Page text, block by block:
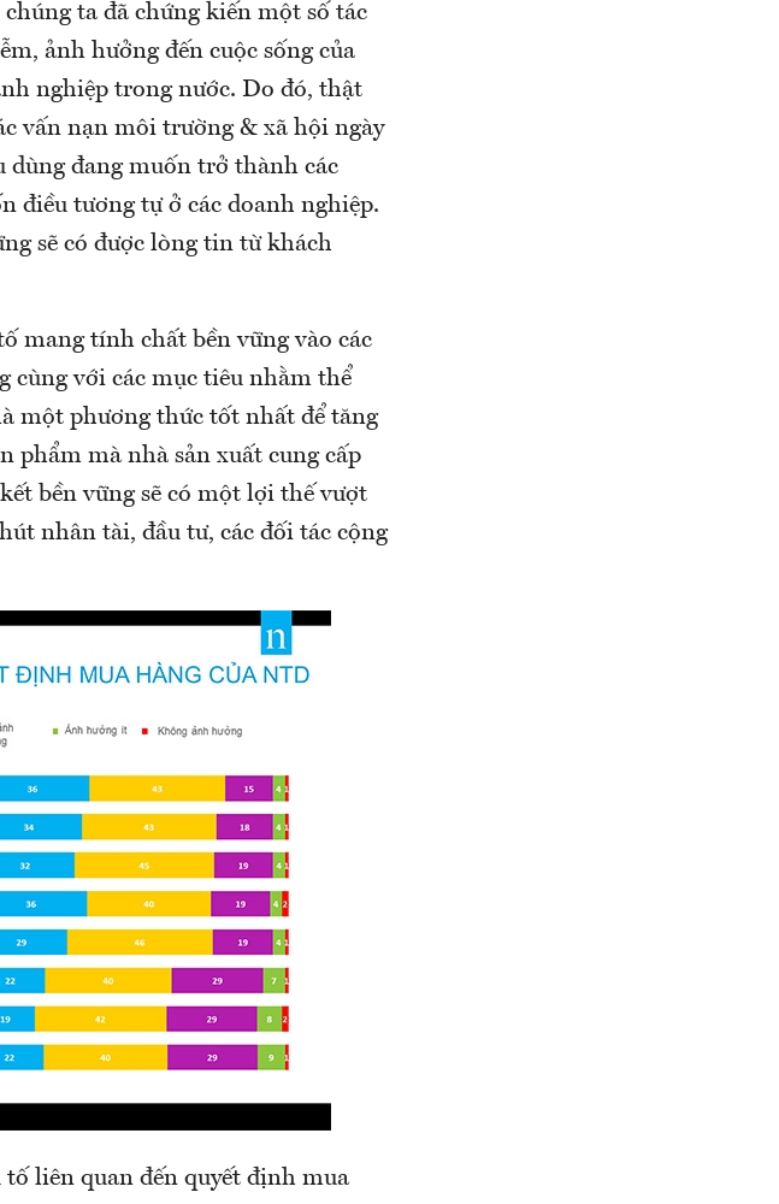
ta đã chứng kiến một số tác
ảnh hưởng đến cuộc sống của
nghiệp trong nước. Do đó, thật
vấn nạn môi trường & xã hội ngày
dùng đang muốn trở thành các
điều tương tự ở các doanh nghiệp.
sẽ có được lòng tin từ khách
mang tính chất bền vững vào các
cùng với các mục tiêu nhằm thể
một phương thức tốt nhất để tăng
phẩm mà nhà sản xuất cung cấp
bền vững sẽ có một lợi thế vượt
nhân tài, đầu tư, các đối tác cộng
tố liên quan đến quyết định mua